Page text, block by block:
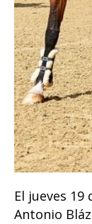
El jueves
Antonio